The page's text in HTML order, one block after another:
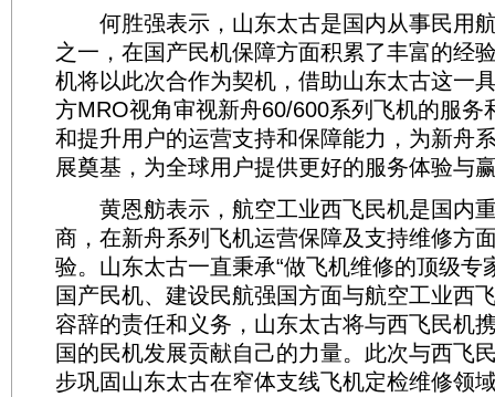
何胜强表示，山东太古是国内从事民用
之一，在国产民机保障方面积累了丰富的经
机将以此次合作为契机，借助山东太古这一
方MRO视角审视新舟60/600系列飞机的服务
和提升用户的运营支持和保障能力，为新舟
展奠基，为全球用户提供更好的服务体验与
黄恩舫表示，航空工业西飞民机是国内
商，在新舟系列飞机运营保障及支持维修方
验。山东太古一直秉承“做飞机维修的顶级专
国产民机、建设民航强国方面与航空工业西
容辞的责任和义务，山东太古将与西飞民机
国的民机发展贡献自己的力量。此次与西飞
步巩固山东太古在窄体支线飞机定检维修领